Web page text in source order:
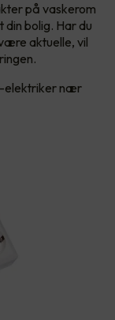
på vaskerom
bolig. Har du
aktuelle, vil
elektriker nær